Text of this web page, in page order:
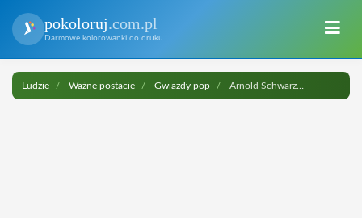
pokoloruj.com.pl
Darmowe kolorowanki do druku
Ludzie Ważne postacie Gwiazdy pop Arnold Schwarzenegger do druku